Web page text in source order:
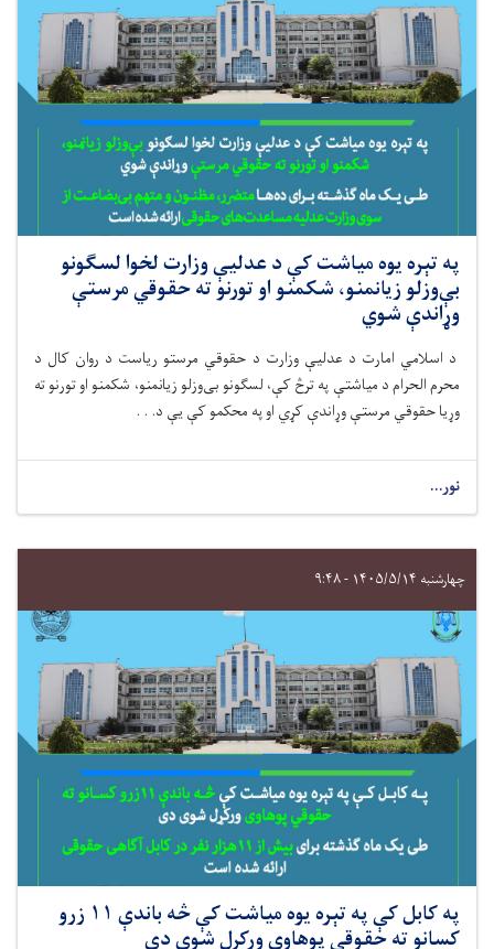
په تېره یوه میاشت کې د عدلیې وزارت لخوا لسګونو
بې‌وزلو زیانمنو، شکمنو او تورنو ته حقوقي مرستې
وړاندې شوي
د اسلامي امارت د عدلیې وزارت د حقوقي مرستو رياست د روان کال د
محرم الحرام د میاشتې په ترڅ کې، لسګونو بی‌وزلو زیانمنو، شکمنو او تورنو ته
وړیا حقوقي مرستې وړاندې کړي او په محکمو کې يې د. . .
نور...
چهارشنبه ۱۴۰۵/۵/۱۴ - ۹:۴۸
په کابل کې په تېره یوه میاشت کې څه باندې ۱۱ زرو
کسانو ته حقوقي پوهاوی ورکړل شوی دی